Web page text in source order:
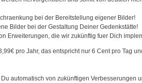
bei der Bereitstellung eigener Bilder!
Bilder bei der Gestaltung Deiner Gedenkstätte!
Erweiterungen, die wir zukünftig fuer Dich
pro Jahr, das entspricht nur 6 Cent pro Tag
automatisch von zukünftigen Verbesserungen